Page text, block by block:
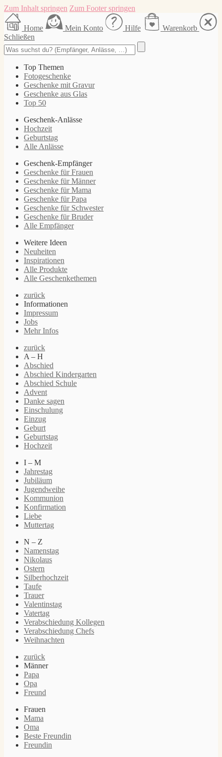
Zum Inhalt springen Zum Footer springen
Home Mein Konto Hilfe
Warenkorb
Schließen
Top Themen
Fotogeschenke
Geschenke mit Gravur
Geschenke aus Glas
Top 50
Geschenk-Anlässe
Hochzeit
Geburtstag
Alle Anlässe
Geschenk-Empfänger
Geschenke für Frauen
Geschenke für Männer
Geschenke für Mama
Geschenke für Papa
Geschenke für Schwester
Geschenke für Bruder
Alle Empfänger
Weitere Ideen
Neuheiten
Inspirationen
Alle Produkte
Alle Geschenkethemen
zurück
Informationen
Impressum
Jobs
Mehr Infos
zurück
A – H
Abschied
Abschied Kindergarten
Abschied Schule
Advent
Danke sagen
Einschulung
Einzug
Geburt
Geburtstag
Hochzeit
I – M
Jahrestag
Jubiläum
Jugendweihe
Kommunion
Konfirmation
Liebe
Muttertag
N – Z
Namenstag
Nikolaus
Ostern
Silberhochzeit
Taufe
Trauer
Valentinstag
Vatertag
Verabschiedung Kollegen
Verabschiedung Chefs
Weihnachten
zurück
Männer
Papa
Opa
Freund
Frauen
Mama
Oma
Beste Freundin
Freundin